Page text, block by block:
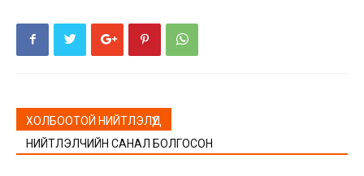
ХОЛБООТОЙ НИЙТЛЭЛҮҮД
НИЙТЛЭЛЧИЙН САНАЛ БОЛГОСОН